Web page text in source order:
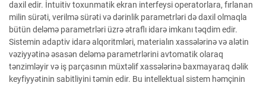
daxil edir. İntuitiv toxunmatik ekran interfeysi operatorlara, fırlanan
milin sürəti, verilmə sürəti və dərinlik parametrləri də daxil olmaqla
bütün deləmə parametrləri üzrə ətraflı idarə imkanı təqdim edir.
Sistemin adaptiv idarə alqoritmləri, materialın xassələrinə və alətin
vəziyyətinə əsasən deləmə parametrlərini avtomatik olaraq
tənzimləyir və iş parçasının müxtəlif xassələrinə baxmayaraq dəlik
keyfiyyətinin sabitliyini təmin edir. Bu intellektual sistem həmçinin